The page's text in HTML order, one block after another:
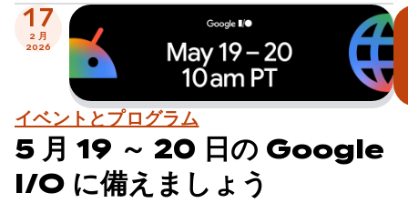
17
2 月
2026
イベントとプログラム
5 月 19 ～ 20 日の Google
I/O に備えましょう